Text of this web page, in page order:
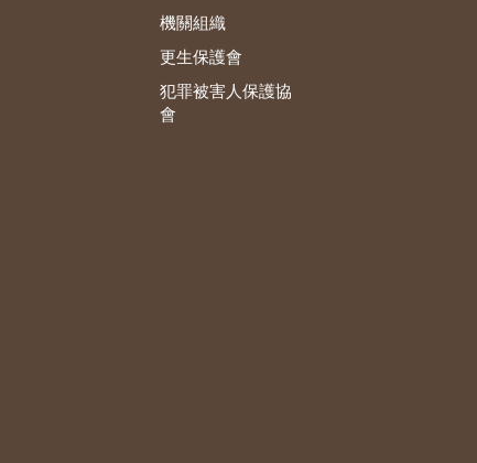
機關組織
更生保護會
犯罪被害人保護協
會